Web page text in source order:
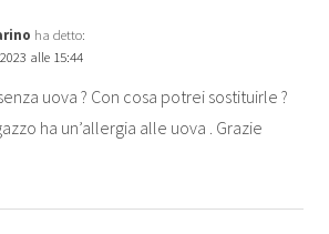
ha detto:
alle 15:44
uova ? Con cosa potrei sostituirle ?
ha un’allergia alle uova . Grazie